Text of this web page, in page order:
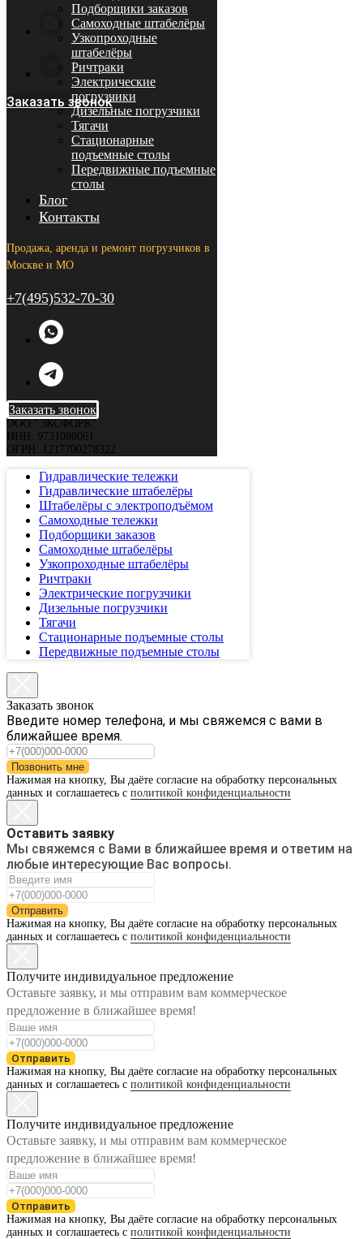
Заказать звонок
Подборщики заказов
Самоходные штабелёры
Узкопроходные
штабелёры
Ричтраки
Электрические
погрузчики
Дизельные погрузчики
Тягачи
Стационарные
подъемные столы
Передвижные подъемные
столы
Блог
Контакты
Продажа, аренда и ремонт погрузчиков в
Москве и МО
+7(495)532-70-30
Заказать звонок
ООО "ЭКСФОРК"
ИНН: 9731080061
ОГРН: 1217700278322
Гидравлические тележки
Гидравлические штабелёры
Штабелёры с электроподъёмом
Самоходные тележки
Подборщики заказов
Самоходные штабелёры
Узкопроходные штабелёры
Ричтраки
Электрические погрузчики
Дизельные погрузчики
Тягачи
Стационарные подъемные столы
Передвижные подъемные столы
Заказать звонок
Введите номер телефона, и мы свяжемся с вами в
ближайшее время.
Позвонить мне
Нажимая на кнопку, Вы даёте согласие на обработку персональных
данных и соглашаетесь с политикой конфиденциальности
Оставить заявку
Мы свяжемся с Вами в ближайшее время и ответим на
любые интересующие Вас вопросы.
Отправить
Нажимая на кнопку, Вы даёте согласие на обработку персональных
данных и соглашаетесь с политикой конфиденциальности
Получите индивидуальное предложение
Оставьте заявку, и мы отправим вам коммерческое
предложение в ближайшее время!
Отправить
Нажимая на кнопку, Вы даёте согласие на обработку персональных
данных и соглашаетесь с политикой конфиденциальности
Получите индивидуальное предложение
Оставьте заявку, и мы отправим вам коммерческое
предложение в ближайшее время!
Отправить
Нажимая на кнопку, Вы даёте согласие на обработку персональных
данных и соглашаетесь с политикой конфиденциальности